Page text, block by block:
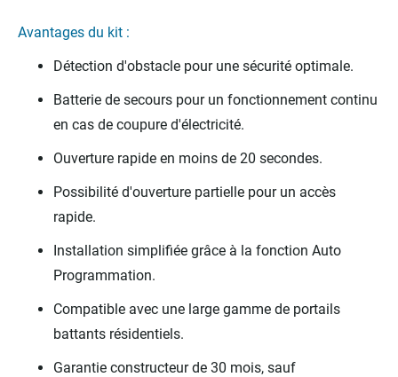
Avantages du kit :
Détection d'obstacle pour une sécurité optimale.
Batterie de secours pour un fonctionnement continu
en cas de coupure d'électricité.
Ouverture rapide en moins de 20 secondes.
Possibilité d'ouverture partielle pour un accès
rapide.
Installation simplifiée grâce à la fonction Auto
Programmation.
Compatible avec une large gamme de portails
battants résidentiels.
Garantie constructeur de 30 mois, sauf